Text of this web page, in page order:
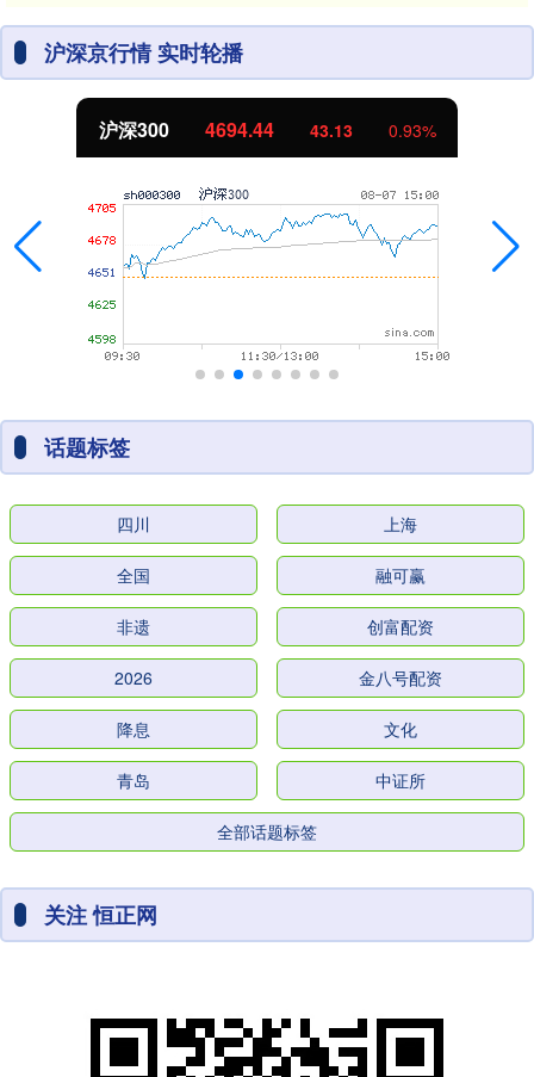
沪深京行情 实时轮播
沪深300 4694.44 43.13 0.93%
话题标签
四川 上海
全国 融可赢
非遗 创富配资
2026 金八号配资
降息 文化
青岛 中证所
全部话题标签
关注 恒正网